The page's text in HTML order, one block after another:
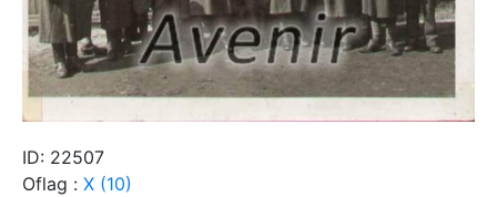
ID: 22507
Oflag : X (10)